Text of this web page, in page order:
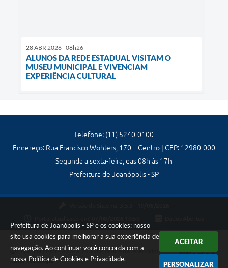
Prefeitura de Joanópolis - SP e os cookies: nosso
site usa cookies para melhorar a sua experiência de
navegação. Ao continuar você concorda com a
nossa Política de Cookies e Privacidade.
ACEITAR
PERSONALIZAR
28 ABR 2026 - 08h26
ALUNOS DA REDE ESTADUAL VISITAM O
MUSEU MUNICIPAL E VIVENCIAM
EXPERIÊNCIA CULTURAL
Telefone: (11) 5240-0100
Endereço: Rua Francisco Wohlers, 170 – Centro | CEP: 12980-000
Segunda a sexta-feira, das 08h às 17h
Prefeitura de Joanópolis - SP
Copyright Instar - 2006-2026. Todos os direitos reservados -
Instar Tecnologia